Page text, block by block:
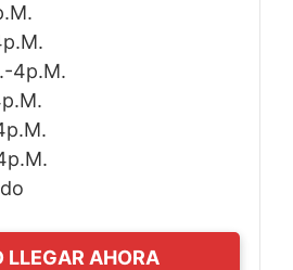
4p.m.
LLEGAR AHORA